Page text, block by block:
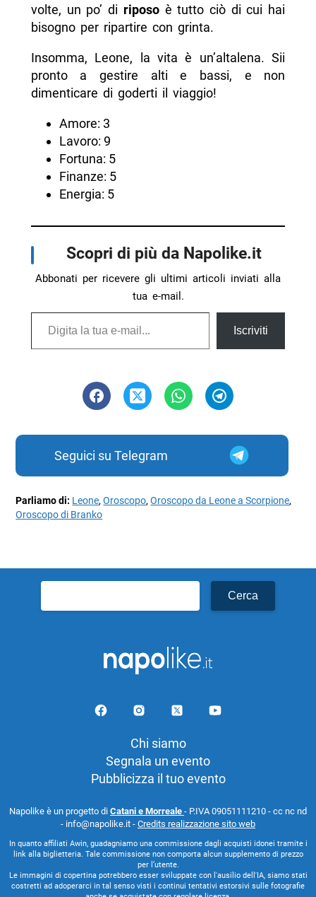
volte, un po’ di riposoè tutto ciò di cui hai
bisogno per ripartire con grinta.
Insomma, Leone, la vita è un’altalena. Sii
pronto a gestire alti e bassi, e non
dimenticare di goderti il viaggio!
Amore: 3
Lavoro: 9
Fortuna: 5
Finanze: 5
Energia: 5
Scopri di più da Napolike.it
Abbonati per ricevere gli ultimi articoli inviati alla
tua e-mail.
Digita la tua e-mail...
Iscriviti
Seguici su Telegram
Parliamo di: Leone,Oroscopo,Oroscopo da Leone a Scorpione,
Oroscopo di Branko
per:
Chi siamo
Segnala un evento
Pubblicizza il tuo evento
Napolike è un progetto di Catani e Morreale - P.IVA 09051111210 - cc nc nd
- info@napolike.it - Credits realizzazione sito web
In quanto affiliati Awin, guadagniamo una commissione dagli acquisti idonei tramite i
link alla biglietteria. Tale commissione non comporta alcun supplemento di prezzo
per l’utente.
Le immagini di copertina potrebbero esser sviluppate con l'ausilio dell'IA, siamo stati
costretti ad adoperarci in tal senso visti i continui tentativi estorsivi sulle fotografie